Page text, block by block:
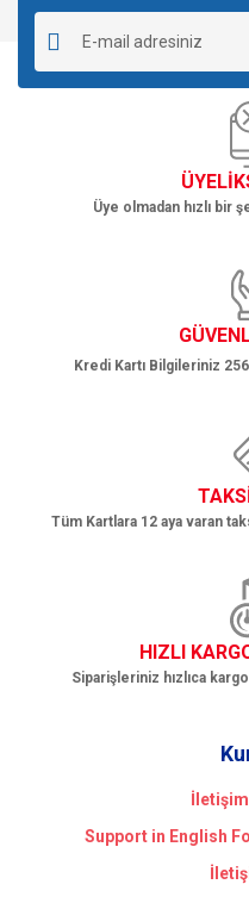
Üye olmadan hızlı bir
Kredi Kartı Bilgileriniz
Tüm Kartlara 12 aya varan
HIZLI
Siparişleriniz hızlıca
Support in English